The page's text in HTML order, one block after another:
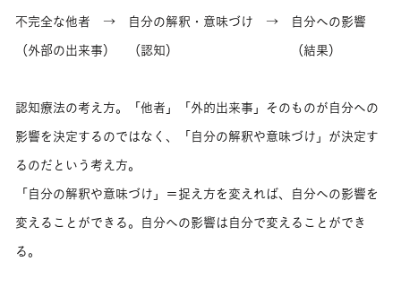
不完全な他者 → 自分の解釈・意味づけ → 自分への影響
（外部の出来事） （認知） （結果）
認知療法の考え方。「他者」「外的出来事」そのものが自分への
影響を決定するのではなく、「自分の解釈や意味づけ」が決定す
るのだという考え方。
「自分の解釈や意味づけ」＝捉え方を変えれば、自分への影響を
変えることができる。自分への影響は自分で変えることができ
る。